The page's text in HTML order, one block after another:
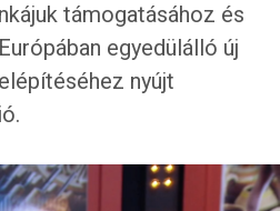
támogatásához és
egyedülálló új
nyújt